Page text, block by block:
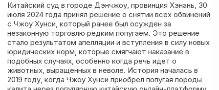
Китайский суд в городе Дэнчжоу, провинция Хэнань, 30
июля 2024 года принял решение о снятии всех обвинений
с Чжоу Хунси, который ранее был осужден за
незаконную торговлю редким попугаем. Это решение
стало результатом апелляции и вступления в силу новых
юридических норм, которые смягчают наказание в
подобных случаях, особенно когда речь идет о
животных, выращенных в неволе. История началась в
2019 году, когда Чжоу Хунси приобрел попугая породы